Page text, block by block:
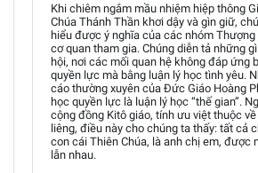
Khi chiêm ngắm mầu nhiệm hiệp thông
Chúa Thánh Thần khơi dậy và gìn giữ,
hiểu được ý nghĩa của các nhóm
cơ quan tham gia. Chúng diễn tả những
hội, nơi các mối quan hệ không đáp ứng
quyền lực mà bằng luận lý học tình yêu.
cáo thường xuyên của Đức Giáo Hoàng
học quyền lực là luận lý học “thế gian”.
cộng đồng Kitô giáo, tính ưu việt thuộc
liêng, điều này cho chúng ta thấy: tất cả
con cái Thiên Chúa, là anh chị em, được
lẫn nhau.